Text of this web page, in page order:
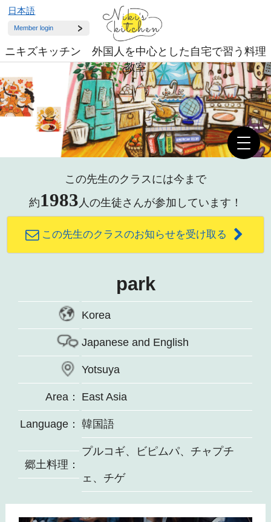
ニキズキッチン 外国人を中心とした自宅で習う料理
教室
日本語
Member login
この先生のクラスには今まで
約1983 人の生徒さんが参加しています！
この先生のクラスのお知らせを受け取る
park
Korea
Japanese and English
Yotsuya
Area： East Asia
Language： 韓国語
郷土料理：
プルコギ、ビピムパ、チャプチ
ェ、チゲ